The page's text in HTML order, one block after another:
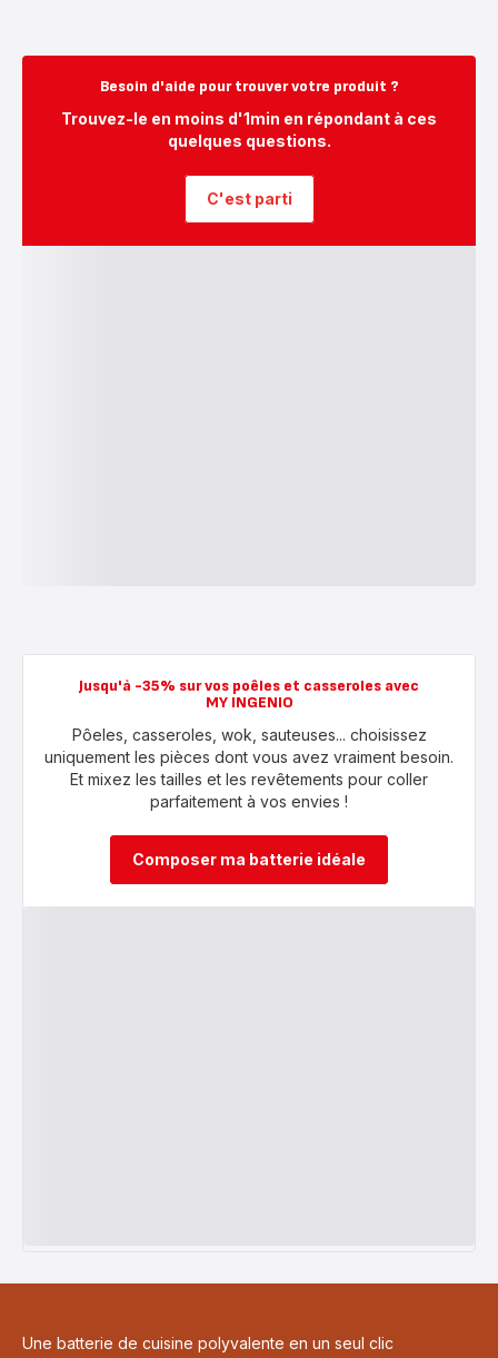
Besoin d'aide pour trouver votre produit ?
Trouvez-le en moins d'1min en répondant à ces
quelques questions.
C'est parti
Jusqu'à -35% sur vos poêles et casseroles avec
MY INGENIO
Pôeles, casseroles, wok, sauteuses... choisissez
uniquement les pièces dont vous avez vraiment besoin.
Et mixez les tailles et les revêtements pour coller
parfaitement à vos envies !
Composer ma batterie idéale
Une batterie de cuisine polyvalente en un seul clic